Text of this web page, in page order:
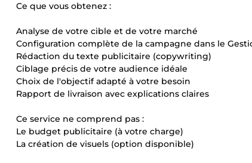
Ce que vous obtenez :
Analyse de votre cible et de votre marché
Configuration complète de la campagne dans le
Rédaction du texte publicitaire (copywriting)
Ciblage précis de votre audience idéale
Choix de l'objectif adapté à votre besoin
Rapport de livraison avec explications claires
Ce service ne comprend pas :
Le budget publicitaire (à votre charge)
La création de visuels (option disponible)